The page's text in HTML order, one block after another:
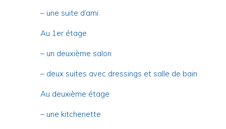
– une suite d’ami
Au 1er étage
– un deuxième salon
– deux suites avec dressings et salle de bain
Au deuxième étage
– une kitchenette